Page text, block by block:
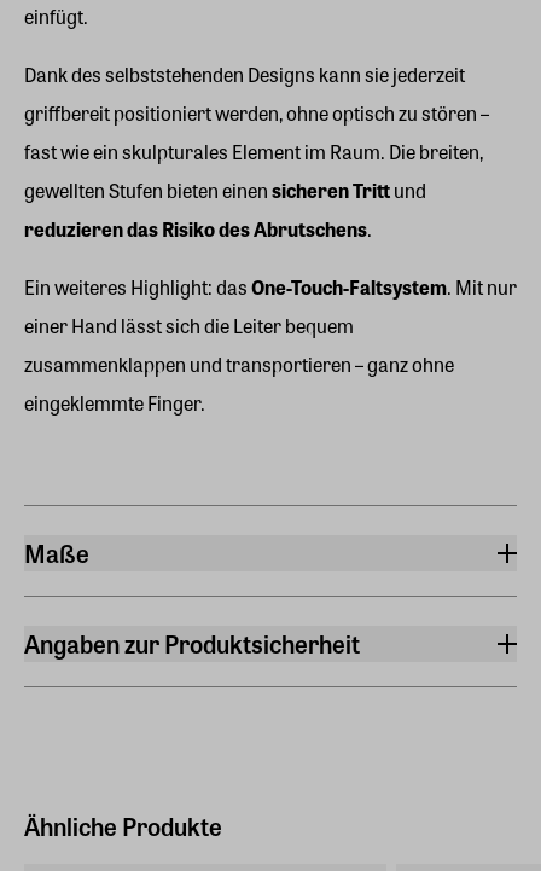
einfügt.
Dank des selbststehenden Designs kann sie jederzeit
griffbereit positioniert werden, ohne optisch zu stören –
fast wie ein skulpturales Element im Raum. Die breiten,
gewellten Stufen bieten einensicheren Trittund
reduzieren das Risiko des Abrutschens.
Ein weiteres Highlight: dasOne-Touch-Faltsystem. Mit nur
einer Hand lässt sich die Leiter bequem
zusammenklappen und transportieren – ganz ohne
eingeklemmte Finger.
Maße
Angaben zur Produktsicherheit
Schweiz (Nicht EU)
Ähnliche Produkte